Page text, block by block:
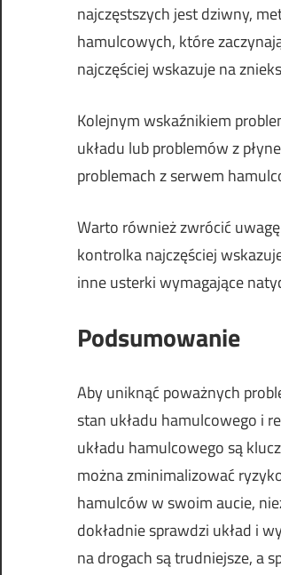
najczęstszych jest dziwny,
hamulcowych, które
najczęściej wskazuje na
Kolejnym wskaźnikiem
układu lub problemów z
problemach z serwem
Warto również zwrócić
kontrolka najczęściej
inne usterki wymagające
Podsumowanie
Aby uniknąć poważnych
stan układu hamulcowego i
układu hamulcowego są
można zminimalizować
hamulców w swoim aucie,
dokładnie sprawdzi układ i
na drogach są trudniejsze, a